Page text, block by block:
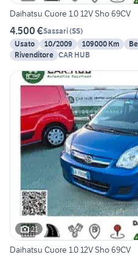
Daihatsu Cuore 1.0 12V Sho 69CV
4.500 €Sassari(SS)
Usato
10/2009 109000 Km
Rivenditore CAR HUB
21
Daihatsu Cuore 1.0 12V Sho 69CV